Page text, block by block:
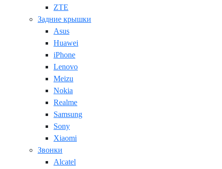
ZTE
Задние крышки
Asus
Huawei
iPhone
Lenovo
Meizu
Nokia
Realme
Samsung
Sony
Xiaomi
Звонки
Alcatel